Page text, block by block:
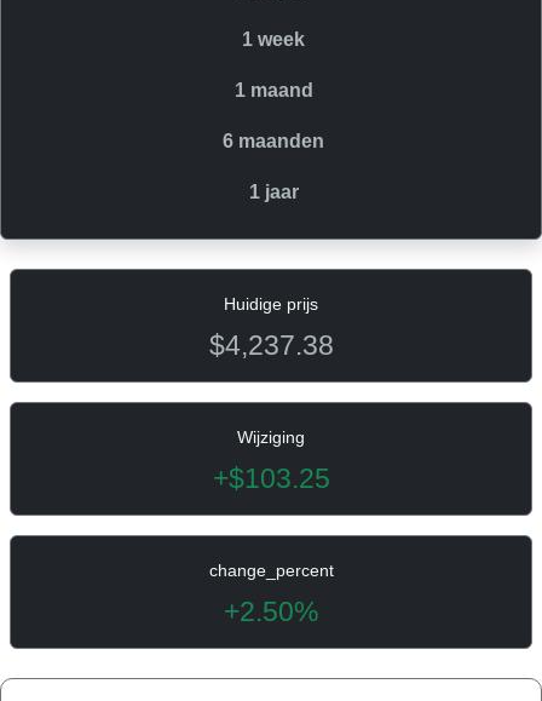
1 week
1 maand
6 maanden
1 jaar
Huidige prijs
$4,237.38
Wijziging
+$103.25
change_percent
+2.50%